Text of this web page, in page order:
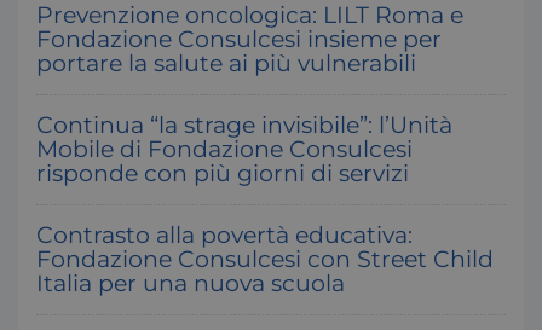
Prevenzione oncologica: LILT Roma e
Fondazione Consulcesi insieme per
portare la salute ai più vulnerabili
Continua “la strage invisibile”: l’Unità
Mobile di Fondazione Consulcesi
risponde con più giorni di servizi
Contrasto alla povertà educativa:
Fondazione Consulcesi con Street Child
Italia per una nuova scuola
__cf_bm
Cloudflare Inc.